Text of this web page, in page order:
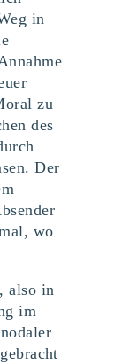
in
zu
des
Der
wo
also in
im